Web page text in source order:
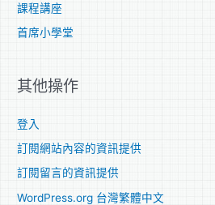
課程講座
首席小學堂
其他操作
登入
訂閱網站內容的資訊提供
訂閱留言的資訊提供
WordPress.org 台灣繁體中文